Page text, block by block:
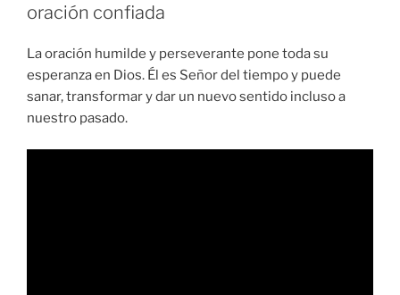
oración confiada
La oración humilde y perseverante pone toda su
esperanza en Dios. Él es Señor del tiempo y puede
sanar, transformar y dar un nuevo sentido incluso a
nuestro pasado.